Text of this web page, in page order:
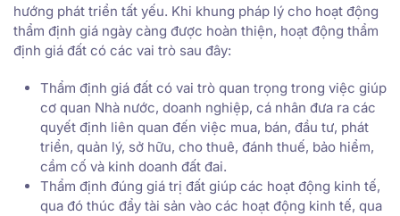
hướng phát triển tất yếu. Khi khung pháp lý cho hoạt động
thẩm định giá ngày càng được hoàn thiện, hoạt động thẩm
định giá đất có các vai trò sau đây:
Thẩm định giá đất có vai trò quan trọng trong việc giúp
cơ quan Nhà nước, doanh nghiệp, cá nhân đưa ra các
quyết định liên quan đến việc mua, bán, đầu tư, phát
triển, quản lý, sở hữu, cho thuê, đánh thuế, bảo hiểm,
cầm cố và kinh doanh đất đai.
Thẩm định đúng giá trị đất giúp các hoạt động kinh tế,
qua đó thúc đẩy tài sản vào các hoạt động kinh tế, qua